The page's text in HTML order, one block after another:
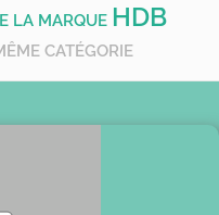
LA MARQUE HDB
CATÉGORIE